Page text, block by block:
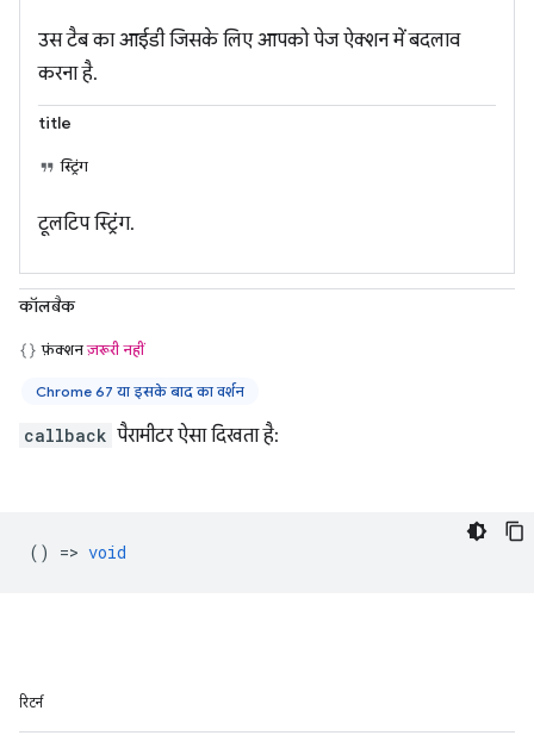
उस टैब का आईडी जिसके लिए आपको पेज ऐक्शन में बदलाव
करना है.
title
स्ट्रिंग
टूलटिप स्ट्रिंग.
कॉलबैक
फ़ंक्शनज़रूरी नहीं
Chrome 67 या इसके बाद का वर्शन
callback पैरामीटर ऐसा दिखता है:
() => void
रिटर्न